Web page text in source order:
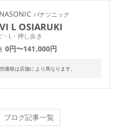
パナソニック
L OSIARUKI
・L・押し歩き
0円〜141,000円
価格は店舗により異なります。
ブログ記事一覧